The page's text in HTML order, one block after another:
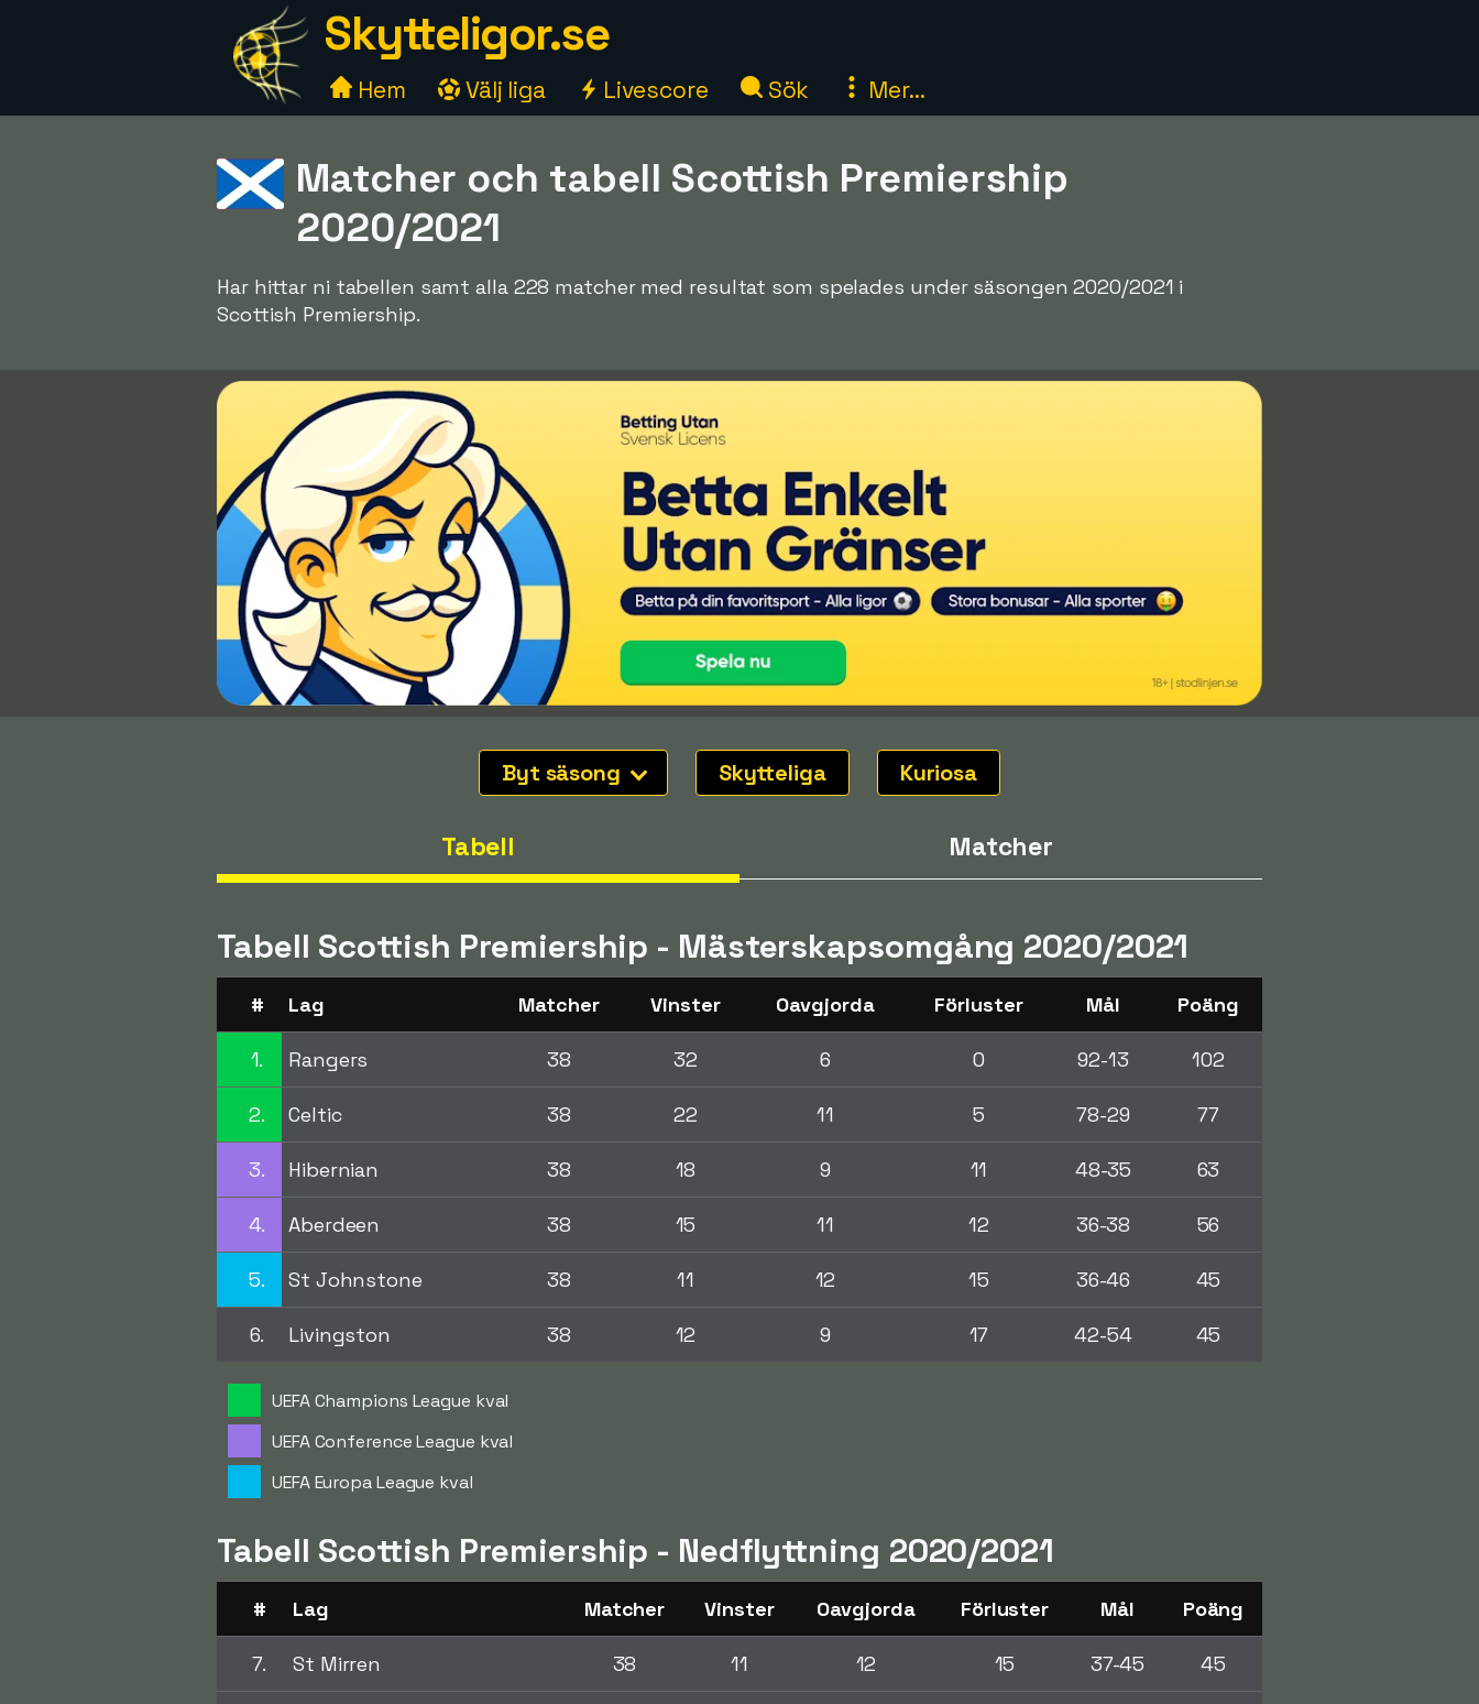
Skytteligor.se
Hem Välj liga Livescore Sök Mer...
Matcher och tabell Scottish Premiership
2020/2021
Har hittar ni tabellen samt alla 228 matcher med resultat som spelades under säsongen 2020/2021 i
Scottish Premiership.
Byt säsong Skytteliga Kuriosa
Tabell Matcher
Tabell Scottish Premiership - Mästerskapsomgång 2020/2021
# Lag Matcher Vinster Oavgjorda Förluster Mål Poäng
1. Rangers 38 32 6 0 92-13 102
2. Celtic 38 22 11 5 78-29 77
3. Hibernian 38 18 9 11 48-35 63
4. Aberdeen 38 15 11 12 36-38 56
5. St Johnstone 38 11 12 15 36-46 45
6. Livingston 38 12 9 17 42-54 45
UEFA Champions League kval
UEFA Conference League kval
UEFA Europa League kval
Tabell Scottish Premiership - Nedflyttning 2020/2021
# Lag Matcher Vinster Oavgjorda Förluster Mål Poäng
7. St Mirren 38 11 12 15 37-45 45